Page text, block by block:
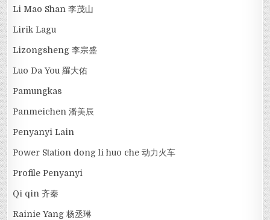
Li Mao Shan 李茂山
Lirik Lagu
Lizongsheng 李宗盛
Luo Da You 羅大佑
Pamungkas
Panmeichen 潘美辰
Penyanyi Lain
Power Station dong li huo che 动力火车
Profile Penyanyi
Qi qin 齐秦
Rainie Yang 杨丞琳